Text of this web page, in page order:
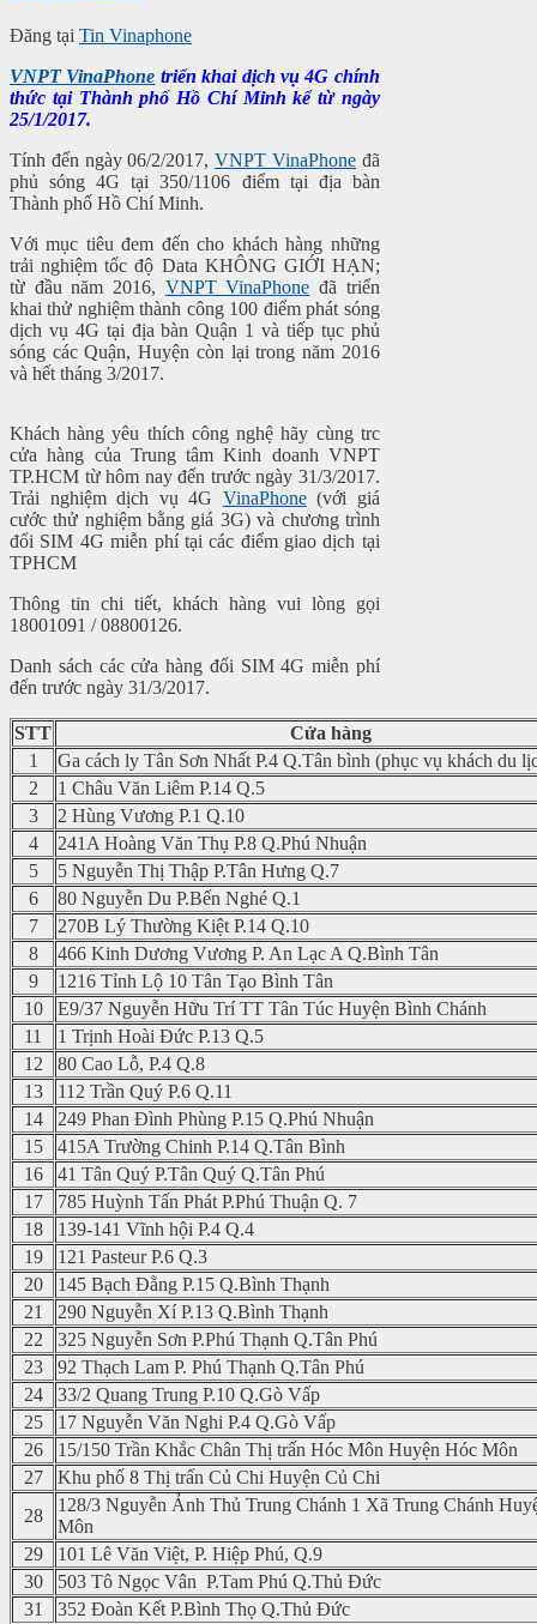
Đăng tại Tin Vinaphone
VNPT VinaPhone triển khai dịch vụ 4G chính
thức tại Thành phố Hồ Chí Minh kể từ ngày
25/1/2017.
Tính đến ngày 06/2/2017,VNPT VinaPhone đã
phủ sóng 4G tại 350/1106 điểm tại địa bàn
Thành phố Hồ Chí Minh.
Với mục tiêu đem đến cho khách hàng những
trải nghiệm tốc độ Data KHÔNG GIỚI HẠN;
từ đầu năm 2016, VNPT VinaPhone đã triển
khai thử nghiệm thành công 100 điểm phát sóng
dịch vụ 4G tại địa bàn Quận 1 và tiếp tục phủ
sóng các Quận, Huyện còn lại trong năm 2016
và hết tháng 3/2017.
Khách hàng yêu thích công nghệ hãy cùng trc
cửa hàng của Trung tâm Kinh doanh VNPT
TP.HCM từ hôm nay đến trước ngày 31/3/2017.
Trải nghiệm dịch vụ 4G VinaPhone(với giá
cước thử nghiệm bằng giá 3G) và chương trình
đổi SIM 4G miễn phí tại các điểm giao dịch tại
TPHCM
Thông tin chi tiết, khách hàng vui lòng gọi
18001091 / 08800126.
Danh sách các cửa hàng đổi SIM 4G miễn phí
đến trước ngày 31/3/2017.
STT
Cửa hàng
1
Ga cách ly Tân Sơn Nhất P.4 Q.Tân bình (phục vụ khách du
2
1 Châu Văn Liêm P.14 Q.5
3
2 Hùng Vương P.1 Q.10
4
241A Hoàng Văn Thụ P.8 Q.Phú Nhuận
5
5 Nguyễn Thị Thập P.Tân Hưng Q.7
6
80 Nguyễn Du P.Bến Nghé Q.1
7
270B Lý Thường Kiệt P.14 Q.10
8
466 Kinh Dương Vương P. An Lạc A Q.Bình Tân
9
1216 Tỉnh Lộ 10 Tân Tạo Bình Tân
10
E9/37 Nguyễn Hữu Trí TT Tân Túc Huyện Bình Chánh
11
1 Trịnh Hoài Đức P.13 Q.5
12
80 Cao Lỗ, P.4 Q.8
13
112 Trần Quý P.6 Q.11
14
249 Phan Đình Phùng P.15 Q.Phú Nhuận
15
415A Trường Chinh P.14 Q.Tân Bình
16
41 Tân Quý P.Tân Quý Q.Tân Phú
17
785 Huỳnh Tấn Phát P.Phú Thuận Q. 7
18
139-141 Vĩnh hội P.4 Q.4
19
121 Pasteur P.6 Q.3
20
145 Bạch Đằng P.15 Q.Bình Thạnh
21
290 Nguyễn Xí P.13 Q.Bình Thạnh
22
325 Nguyễn Sơn P.Phú Thạnh Q.Tân Phú
23
92 Thạch Lam P. Phú Thạnh Q.Tân Phú
24
33/2 Quang Trung P.10 Q.Gò Vấp
25
17 Nguyễn Văn Nghi P.4 Q.Gò Vấp
26
15/150 Trần Khắc Chân Thị trấn Hóc Môn Huyện Hóc Môn
27
Khu phố 8 Thị trấn Củ Chi Huyện Củ Chi
28
128/3 Nguyễn Ảnh Thủ Trung Chánh 1 Xã Trung Chánh
Môn
29
101 Lê Văn Việt, P. Hiệp Phú, Q.9
30
503 Tô Ngọc Vân P.Tam Phú Q.Thủ Đức
31
352 Đoàn Kết P.Bình Thọ Q.Thủ Đức